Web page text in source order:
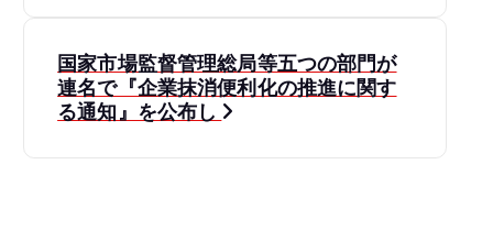
ビ
ゲ
国家市場監督管理総局等五つの部門が
連名で『企業抹消便利化の推進に関す
る通知』を公布し